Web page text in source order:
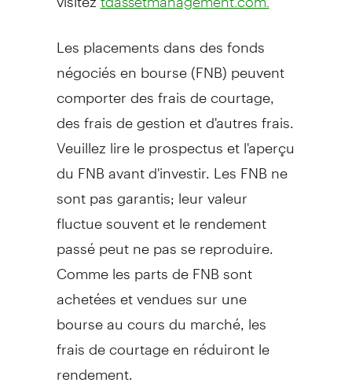
Les placements dans des fonds
négociés en bourse (FNB) peuvent
comporter des frais de courtage,
des frais de gestion et d'autres frais.
Veuillez lire le prospectus et l'aperçu
du FNB avant d'investir. Les FNB ne
sont pas garantis; leur valeur
fluctue souvent et le rendement
passé peut ne pas se reproduire.
Comme les parts de FNB sont
achetées et vendues sur une
bourse au cours du marché, les
frais de courtage en réduiront le
rendement.